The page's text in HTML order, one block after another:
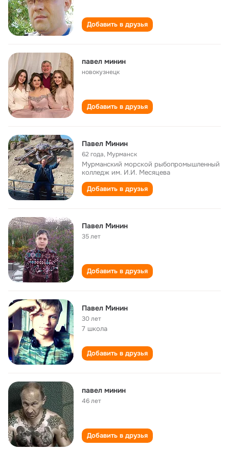
Добавить в друзья
павел минин
новокузнецк
Добавить в друзья
Павел Минин
62 года, Мурманск
Мурманский морской рыбопромышленный
колледж им. И.И. Месяцева
Добавить в друзья
Павел Минин
35 лет
Добавить в друзья
Павел Минин
30 лет
7 школа
Добавить в друзья
павел минин
46 лет
Добавить в друзья